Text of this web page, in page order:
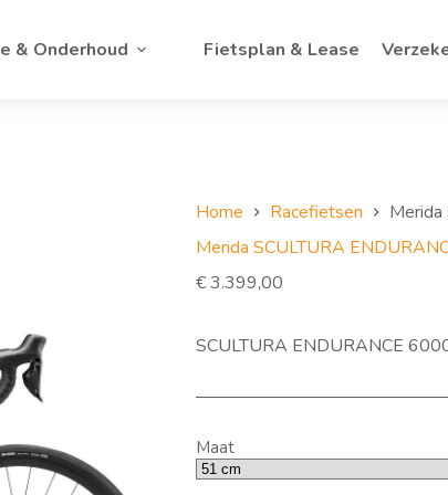
& Onderhoud Fietsplan & Lease
Home Racefietsen
Merida SCULTURA
€3.399,00
SCULTURA ENDURANCE
Maat